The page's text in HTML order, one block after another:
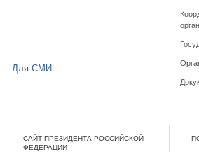
Для СМИ
САЙТ ПРЕЗИДЕНТА РОССИЙСКОЙ
ФЕДЕРАЦИИ